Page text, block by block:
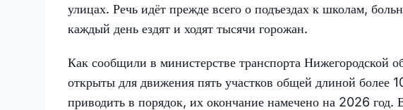
улицах. Речь идёт прежде всего о подъездах к школам,
каждый день ездят и ходят тысячи горожан.
Как сообщили в министерстве транспорта Нижегородской
открыты для движения пять участков общей длиной более
приводить в порядок, их окончание намечено на 2026 год.